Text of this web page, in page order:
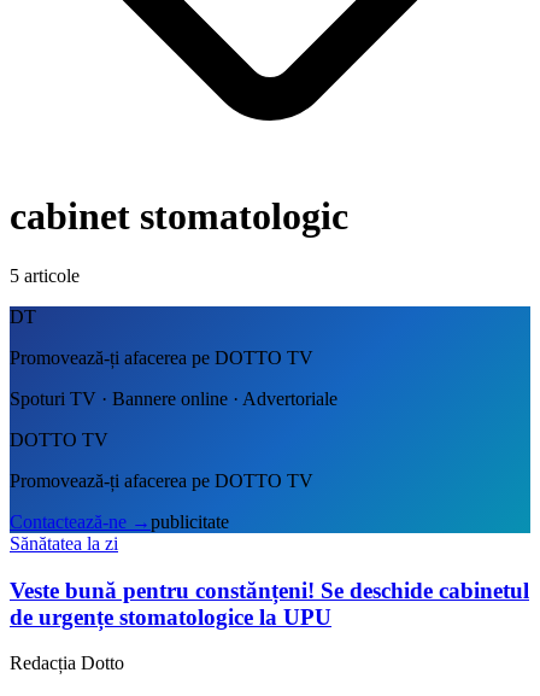
cabinet stomatologic
5 articole
DT
Promovează-ți afacerea pe DOTTO TV
Spoturi TV · Bannere online · Advertoriale
DOTTO TV
Promovează-ți afacerea pe DOTTO TV
Contactează-ne →publicitate
Sănătatea la zi
Veste bună pentru constănțeni! Se deschide cabinetul
de urgențe stomatologice la UPU
Redacția Dotto